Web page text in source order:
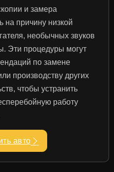
и замера
на причину низкой
необычных звуков
Эти процедуры могут
по замене
производству других
чтобы устранить
работу
авто